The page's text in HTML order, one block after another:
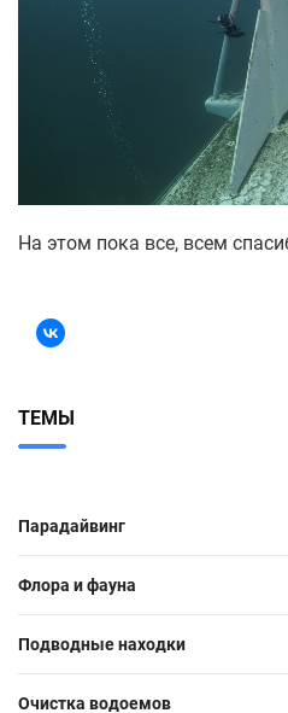
На этом пока все, всем
ТЕМЫ
Парадайвинг
Флора и фауна
Подводные находки
Очистка водоемов